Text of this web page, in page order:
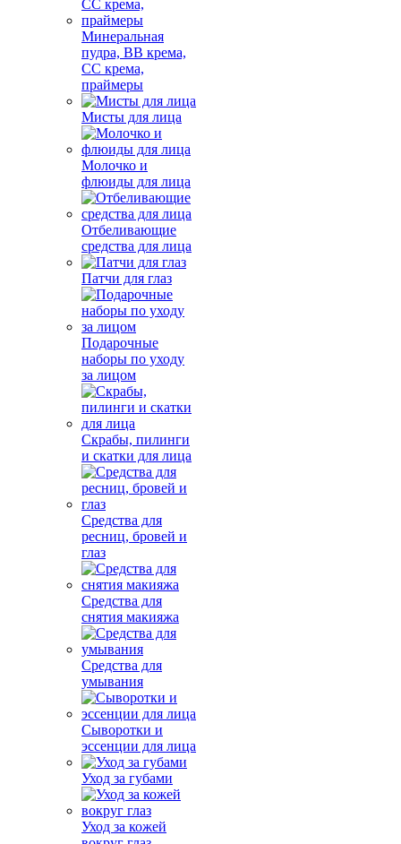
Минеральная
пудра, BB крема,
СС крема,
праймеры
Мисты для лица
Молочко и
флюиды для лица
Отбеливающие
средства для лица
Патчи для глаз
Подарочные
наборы по уходу
за лицом
Скрабы, пилинги
и скатки для лица
Средства для
ресниц, бровей и
глаз
Средства для
снятия макияжа
Средства для
умывания
Сыворотки и
эссенции для лица
Уход за губами
Уход за кожей